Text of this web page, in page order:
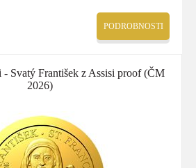
PODROBNOSTI
- Svatý František z Assisi proof (ČM
2026)